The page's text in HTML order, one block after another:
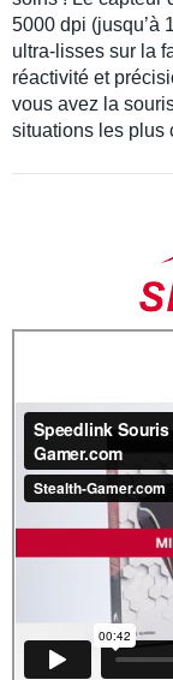
5000 dpi (jusqu’à
ultra-lisses sur la
réactivité et
vous avez la
situations les plus